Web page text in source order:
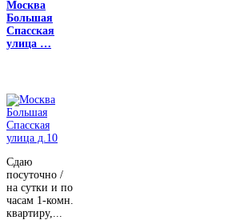
Москва
Большая
Спасская
улица …
Сдаю
посуточно /
на сутки и по
часам 1-комн.
квартиру,...